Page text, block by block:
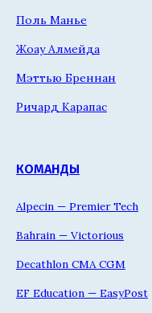
Поль Манье
Жоау Алмейда
Мэттью Бреннан
Ричард Карапас
КОМАНДЫ
Alpecin — Premier Tech
Bahrain — Victorious
Decathlon CMA CGM
EF Education — EasyPost